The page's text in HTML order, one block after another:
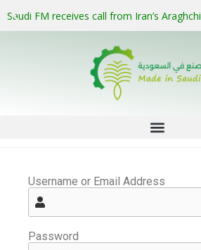
Saudi FM receives call from Iran’s Araghchi
Username or Email Address
Password